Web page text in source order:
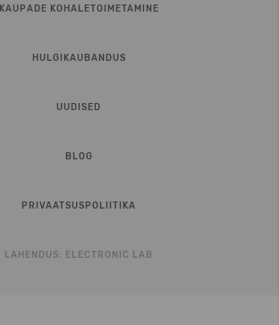
KAUPADE KOHALETOIMETAMINE
HULGIKAUBANDUS
UUDISED
BLOG
PRIVAATSUSPOLIITIKA
LAHENDUS: ELECTRONIC LAB